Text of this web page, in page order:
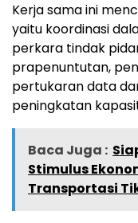
Kerja sama ini
yaitu koordinasi
perkara tindak
prapenuntutan,
pertukaran data
peningkatan
Baca Juga :
Stimulus
Transportasi